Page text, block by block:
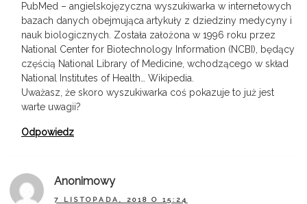
PubMed – angielskojęzyczna wyszukiwarka w internetowych
bazach danych obejmująca artykuły z dziedziny medycyny i
nauk biologicznych. Została założona w 1996 roku przez
National Center for Biotechnology Information (NCBI), będący
częścią National Library of Medicine, wchodzącego w skład
National Institutes of Health… Wikipedia.
Uważasz, że skoro wyszukiwarka coś pokazuje to już jest
warte uwagii?
Odpowiedz
Anonimowy
7 LISTOPADA, 2018 O 15:24